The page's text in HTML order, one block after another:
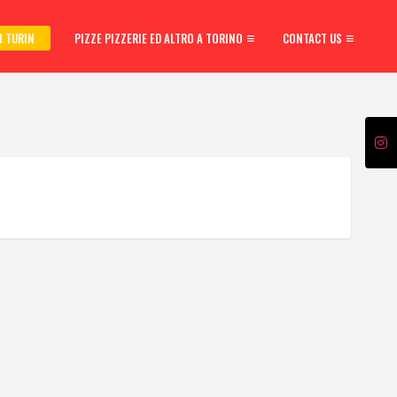
TURIN PIZZE PIZZERIE ED ALTRO A TORINO CONTACT US